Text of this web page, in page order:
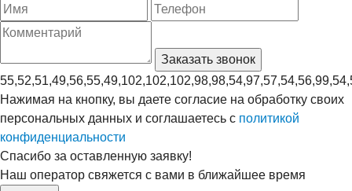
Нажимая на кнопку, вы даете согласие на обработку своих
персональных данных и соглашаетесь с политикой
конфиденциальности
Спасибо за оставленную заявку!
Наш оператор свяжется с вами в ближайшее время